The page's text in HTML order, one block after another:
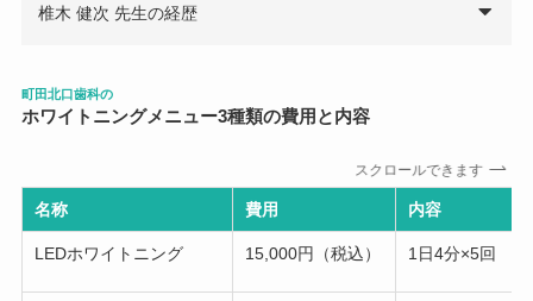
椎木 健次 先生の経歴
町田北口歯科の
ホワイトニングメニュー3種類の費用と内容
スクロールできます
名称 費用 内容
LEDホワイトニング 15,000円（税込） 1日4分×5回